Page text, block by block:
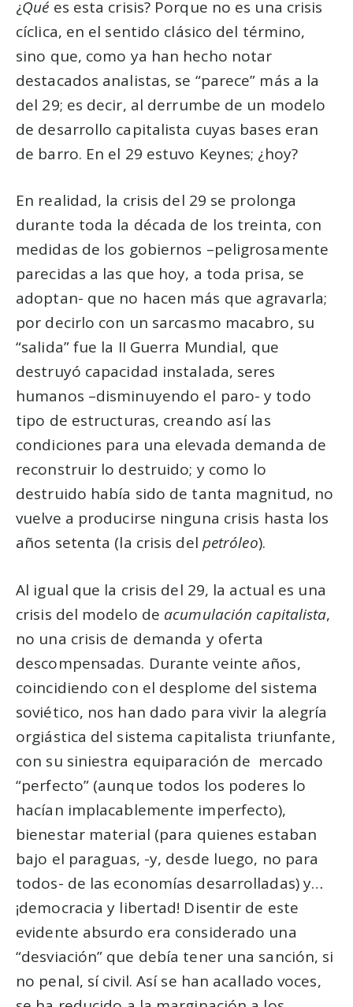
¿Qué es esta crisis? Porque no es una crisis
cíclica, en el sentido clásico del término,
sino que, como ya han hecho notar
destacados analistas, se “parece” más a la
del 29; es decir, al derrumbe de un modelo
de desarrollo capitalista cuyas bases eran
de barro. En el 29 estuvo Keynes; ¿hoy?
En realidad, la crisis del 29 se prolonga
durante toda la década de los treinta, con
medidas de los gobiernos –peligrosamente
parecidas a las que hoy, a toda prisa, se
adoptan- que no hacen más que agravarla;
por decirlo con un sarcasmo macabro, su
“salida” fue la II Guerra Mundial, que
destruyó capacidad instalada, seres
humanos –disminuyendo el paro- y todo
tipo de estructuras, creando así las
condiciones para una elevada demanda de
reconstruir lo destruido; y como lo
destruido había sido de tanta magnitud, no
vuelve a producirse ninguna crisis hasta los
años setenta (la crisis del petróleo).
Al igual que la crisis del 29, la actual es una
crisis del modelo de acumulación capitalista,
no una crisis de demanda y oferta
descompensadas. Durante veinte años,
coincidiendo con el desplome del sistema
soviético, nos han dado para vivir la alegría
orgiástica del sistema capitalista triunfante,
con su siniestra equiparación de mercado
“perfecto” (aunque todos los poderes lo
hacían implacablemente imperfecto),
bienestar material (para quienes estaban
bajo el paraguas, -y, desde luego, no para
todos- de las economías desarrolladas) y…
¡democracia y libertad! Disentir de este
evidente absurdo era considerado una
“desviación” que debía tener una sanción, si
no penal, sí civil. Así se han acallado voces,